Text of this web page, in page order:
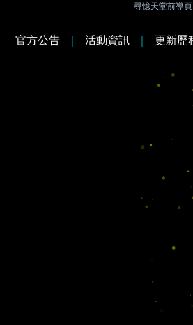
尋憶天堂前導頁